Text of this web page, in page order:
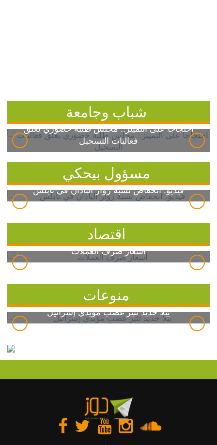
شباب وجامعة
احتجاجاً على التمييز.. مجلس طلبة خضوري يعلق
فعاليات التسجيل
مسؤول بيحكي
فيديو: انخفاض نسبة زوار الباذان في نابلس
اقتصاد
أسعار صرف العملات
منوعات
بيلا حديد تثير غضب مؤيدي إسرائيل